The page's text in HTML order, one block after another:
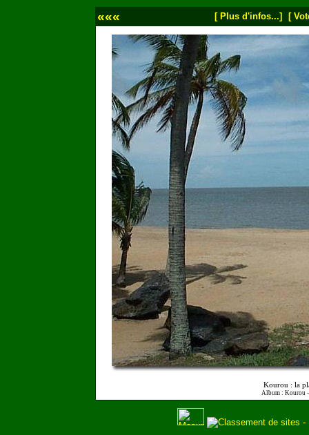
««« [ Plus d'infos...] [
Kourou : la
Album : Kourou